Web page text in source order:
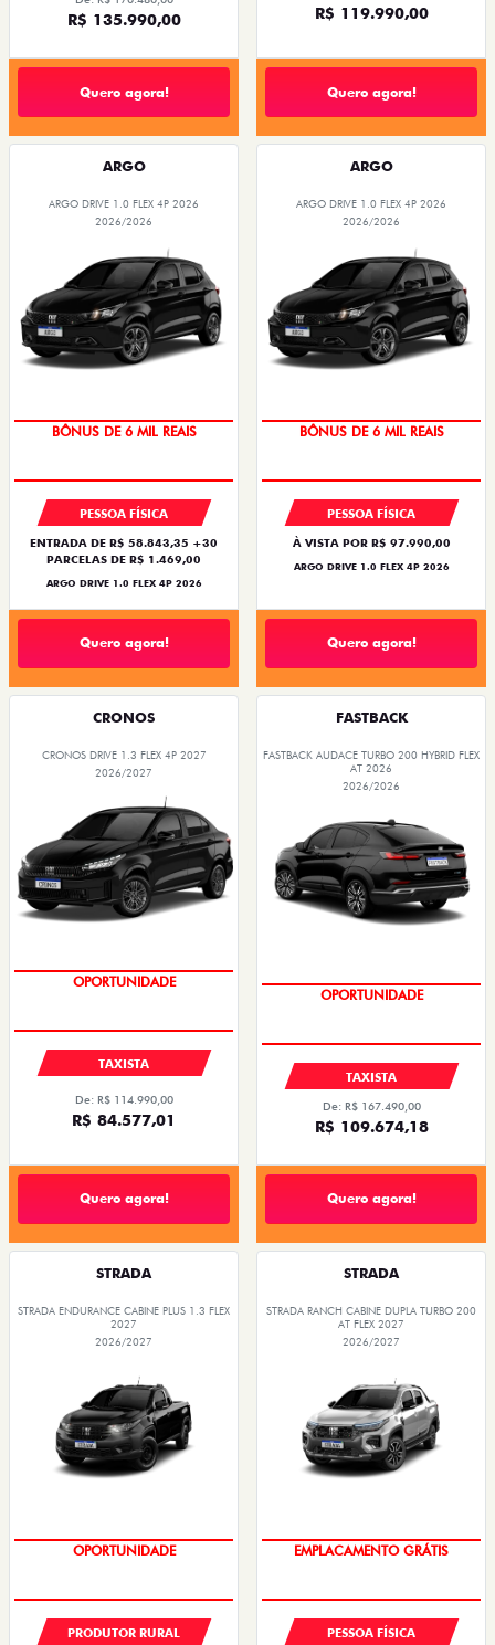
R$ 135.990,00
Quero agora!
R$ 119.990,00
Quero agora!
ARGO
ARGO DRIVE 1.0 FLEX 4P 2026
2026/2026
TAXA ZERO
PESSOA FÍSICA
ENTRADA DE R$ 58.843,35 +30
PARCELAS DE R$ 1.469,00
ARGO DRIVE 1.0 FLEX 4P 2026
Quero agora!
ARGO
ARGO DRIVE 1.0 FLEX 4P 2026
2026/2026
TAXA ZERO
PESSOA FÍSICA
À VISTA POR R$ 97.990,00
ARGO DRIVE 1.0 FLEX 4P 2026
Quero agora!
CRONOS
CRONOS DRIVE 1.3 FLEX 4P 2027
2026/2027
PREÇOS REDUZIDOS
TAXISTA
De: R$ 114.990,00
R$ 84.577,01
Quero agora!
FASTBACK
FASTBACK AUDACE TURBO 200 HYBRID FLEX
AT 2026
2026/2026
PREÇOS REDUZIDOS
TAXISTA
De: R$ 167.490,00
R$ 109.674,18
Quero agora!
STRADA
STRADA ENDURANCE CABINE PLUS 1.3 FLEX
2027
2026/2027
PREÇOS REDUZIDOS
PRODUTOR RURAL
STRADA
STRADA RANCH CABINE DUPLA TURBO 200
AT FLEX 2027
2026/2027
OPORTUNIDADE
PESSOA FÍSICA